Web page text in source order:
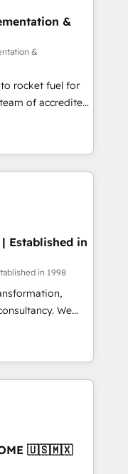
across Sales
Hub and
and ISO
standard •
built on
in touch (𝘸𝘦'𝘳𝘦
&
&
rocket fuel for
business
got and make
your website in
by
means we
as well the
| Established in
in 1998
We
clients to
fuel their
improve
• RevOps &
What
🇺🇸🇲🇽